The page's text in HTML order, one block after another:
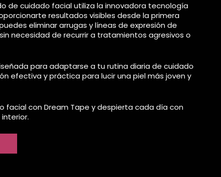
de cuidado facial utiliza la innovadora tecnología
resultados visibles desde la primera
eliminar arrugas y líneas de expresión de
necesidad de recurrir a tratamientos agresivos o
para adaptarse a tu rutina diaria de cuidado
efectiva y práctica para lucir una piel más joven y
facial con Dream Tape y despierta cada día con